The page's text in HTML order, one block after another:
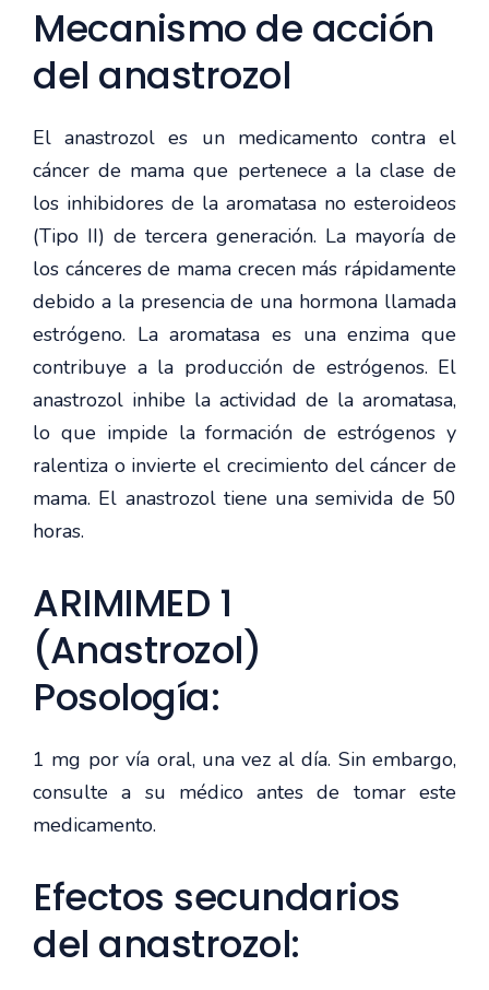
Mecanismo de acción
del anastrozol
El anastrozol es un medicamento contra el
cáncer de mama que pertenece a la clase de
los inhibidores de la aromatasa no esteroideos
(Tipo II) de tercera generación. La mayoría de
los cánceres de mama crecen más rápidamente
debido a la presencia de una hormona llamada
estrógeno. La aromatasa es una enzima que
contribuye a la producción de estrógenos. El
anastrozol inhibe la actividad de la aromatasa,
lo que impide la formación de estrógenos y
ralentiza o invierte el crecimiento del cáncer de
mama. El anastrozol tiene una semivida de 50
horas.
ARIMIMED 1
(Anastrozol)
Posología:
1 mg por vía oral, una vez al día. Sin embargo,
consulte a su médico antes de tomar este
medicamento.
Efectos secundarios
del anastrozol: